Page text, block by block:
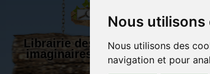
Nous utilisons
Nous utilisons des
navigation et pour
Librairie des
imaginaires
Carterie
papeterie
originale